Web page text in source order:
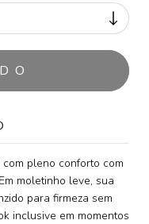
pleno conforto com
moletinho leve, sua
para firmeza sem
inclusive em momentos